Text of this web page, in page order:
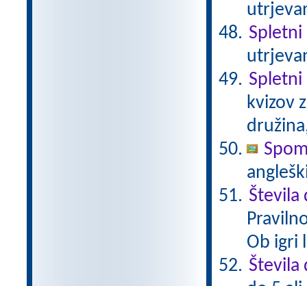
Spletni
Spletni
kvizov
Števila
Ob igri
Števila